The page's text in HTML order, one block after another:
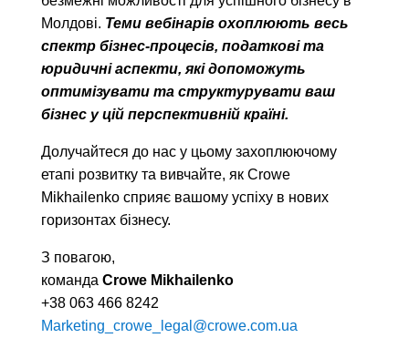
Молдові. Теми вебінарів охоплюють весь
спектр бізнес-процесів, податкові та
юридичні аспекти, які допоможуть
оптимізувати та структурувати ваш
бізнес у цій перспективній країні.
Долучайтеся до нас у цьому захоплюючому
етапі розвитку та вивчайте, як Crowe
Mikhailenko сприяє вашому успіху в нових
горизонтах бізнесу.
З повагою,
команда Crowe Mikhailenko
+38 063 466 8242
Marketing_crowe_legal@crowe.com.ua